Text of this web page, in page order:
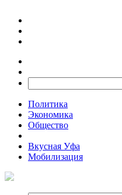
Политика
Экономика
Общество
Вкусная Уфа
Мобилизация